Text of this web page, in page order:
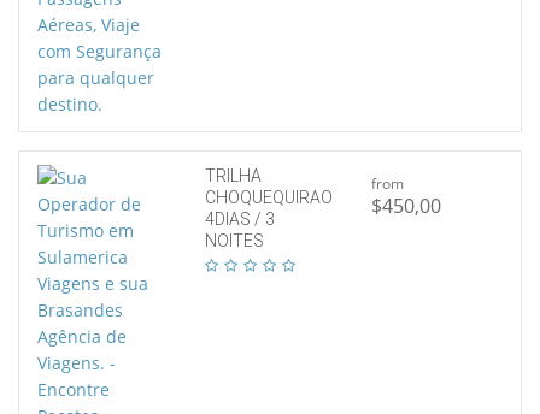
TRILHA
CHOQUEQUIRAO
4DIAS / 3
NOITES
from
$450,00